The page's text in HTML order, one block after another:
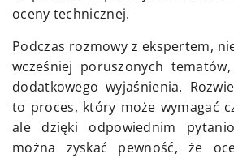
oceny technicznej.
Podczas rozmowy z ekspertem,
wcześniej poruszonych
dodatkowego wyjaśnienia.
to proces, który może wymagać
ale dzięki odpowiednim
można zyskać pewność, że